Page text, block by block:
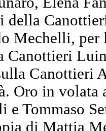
della
Mechelli,
Canottieri
Canottieri
Oro in volata
e Tommaso
di Mattia